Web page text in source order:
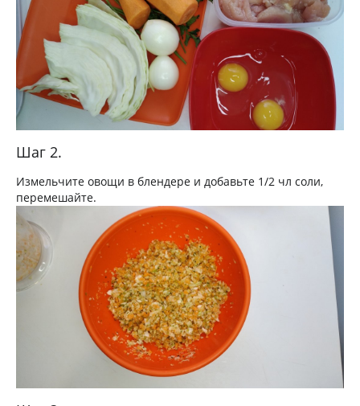
Шаг 2.
Измельчите овощи в блендере и добавьте 1/2 чл соли,
перемешайте.